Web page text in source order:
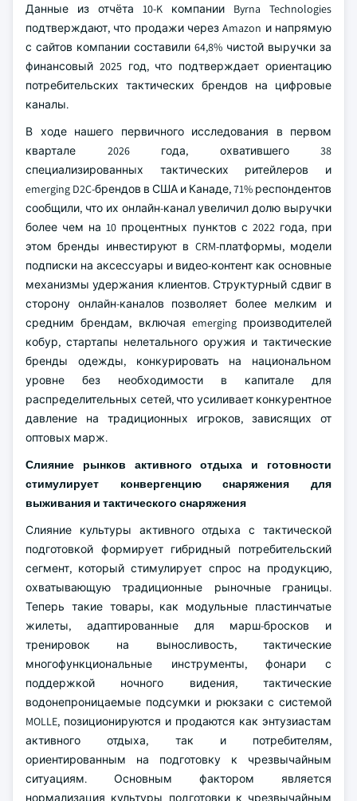
Данные из отчёта 10-K компании Byrna Technologies
подтверждают, что продажи через Amazon и напрямую
с сайтов компании составили 64,8% чистой выручки за
финансовый 2025 год, что подтверждает ориентацию
потребительских тактических брендов на цифровые
каналы.
В ходе нашего первичного исследования в первом
квартале 2026 года, охватившего 38
специализированных тактических ритейлеров и
emerging D2C-брендов в США и Канаде, 71% респондентов
сообщили, что их онлайн-канал увеличил долю выручки
более чем на 10 процентных пунктов с 2022 года, при
этом бренды инвестируют в CRM-платформы, модели
подписки на аксессуары и видео-контент как основные
механизмы удержания клиентов. Структурный сдвиг в
сторону онлайн-каналов позволяет более мелким и
средним брендам, включая emerging производителей
кобур, стартапы нелетального оружия и тактические
бренды одежды, конкурировать на национальном
уровне без необходимости в капитале для
распределительных сетей, что усиливает конкурентное
давление на традиционных игроков, зависящих от
оптовых марж.
Слияние рынков активного отдыха и готовности
стимулирует конвергенцию снаряжения для
выживания и тактического снаряжения
Слияние культуры активного отдыха с тактической
подготовкой формирует гибридный потребительский
сегмент, который стимулирует спрос на продукцию,
охватывающую традиционные рыночные границы.
Теперь такие товары, как модульные пластинчатые
жилеты, адаптированные для марш-бросков и
тренировок на выносливость, тактические
многофункциональные инструменты, фонари с
поддержкой ночного видения, тактические
водонепроницаемые подсумки и рюкзаки с системой
MOLLE, позиционируются и продаются как энтузиастам
активного отдыха, так и потребителям,
ориентированным на подготовку к чрезвычайным
ситуациям. Основным фактором является
нормализация культуры подготовки к чрезвычайным